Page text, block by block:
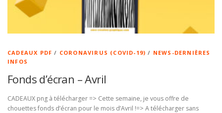
CADEAUX PDF / CORONAVIRUS (COVID-19) / NEWS-DERNIÈRES
INFOS
Fonds d’écran – Avril
CADEAUX png à télécharger => Cette semaine, je vous offre de
chouettes fonds d’écran pour le mois d’Avril !=> A télécharger sans